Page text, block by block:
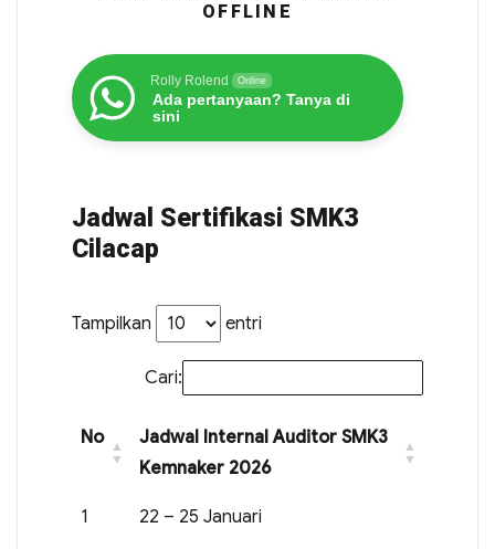
OFFLINE
Rolly Rolend Online
Ada pertanyaan? Tanya di
sini
Jadwal Sertifikasi SMK3
Cilacap
Tampilkan entri
Cari:
No
Jadwal Internal Auditor SMK3
Kemnaker 2026
1 22 – 25 Januari